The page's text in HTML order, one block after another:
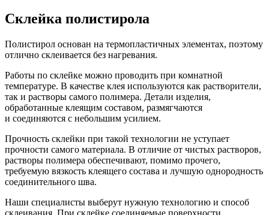
Склейка полистирола
Полистирол основан на термопластичных элементах, поэтому
отлично склеивается без нагревания.
Работы по склейке можно проводить при комнатной
температуре. В качестве клея используются как растворители,
так и растворы самого полимера. Детали изделия,
обработанные клеящим составом, размягчаются
и соединяются с небольшим усилием.
Прочность склейки при такой технологии не уступает
прочности самого материала. В отличие от чистых растворов,
растворы полимера обеспечивают, помимо прочего,
требуемую вязкость клеящего состава и лучшую однородность
соединительного шва.
Наши специалисты выберут нужную технологию и способ
склеивания. При склейке соединяемые поверхности